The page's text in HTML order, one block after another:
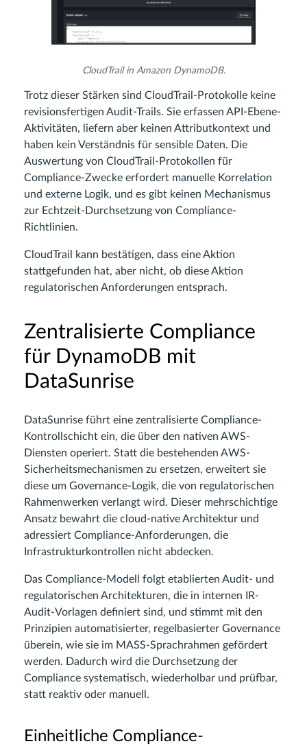
CloudTrail in Amazon DynamoDB.
Trotz dieser Stärken sind CloudTrail-Protokolle keine
revisionsfertigen Audit-Trails. Sie erfassen API-Ebene-
Aktivitäten, liefern aber keinen Attributkontext und
haben kein Verständnis für sensible Daten. Die
Auswertung von CloudTrail-Protokollen für
Compliance-Zwecke erfordert manuelle Korrelation
und externe Logik, und es gibt keinen Mechanismus
zur Echtzeit-Durchsetzung von Compliance-
Richtlinien.
CloudTrail kann bestätigen, dass eine Aktion
stattgefunden hat, aber nicht, ob diese Aktion
regulatorischen Anforderungen entsprach.
Zentralisierte Compliance
für DynamoDB mit
DataSunrise
DataSunrise führt eine zentralisierte Compliance-
Kontrollschicht ein, die über den nativen AWS-
Diensten operiert. Statt die bestehenden AWS-
Sicherheitsmechanismen zu ersetzen, erweitert sie
diese um Governance-Logik, die von regulatorischen
Rahmenwerken verlangt wird. Dieser mehrschichtige
Ansatz bewahrt die cloud-native Architektur und
adressiert Compliance-Anforderungen, die
Infrastrukturkontrollen nicht abdecken.
Das Compliance-Modell folgt etablierten Audit- und
regulatorischen Architekturen, die in internen IR-
Audit-Vorlagen definiert sind, und stimmt mit den
Prinzipien automatisierter, regelbasierter Governance
überein, wie sie im MASS-Sprachrahmen gefördert
werden. Dadurch wird die Durchsetzung der
Compliance systematisch, wiederholbar und prüfbar,
statt reaktiv oder manuell.
Einheitliche Compliance-